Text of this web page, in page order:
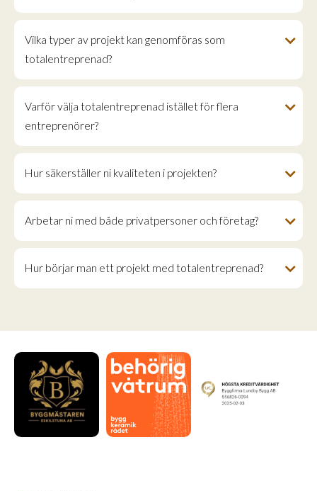
Vilka typer av projekt kan genomföras som
totalentreprenad?
Varför välja totalentreprenad istället för flera
entreprenörer?
Hur säkerställer ni kvaliteten i projekten?
Arbetar ni med både privatpersoner och företag?
Hur börjar man ett projekt med totalentreprenad?